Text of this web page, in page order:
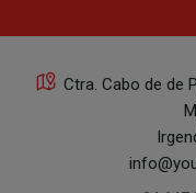
Ctra. Cabo de de